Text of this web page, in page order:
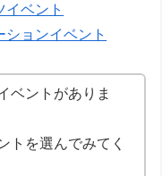
イベント
ションイベント
ベントがありま
トを選んでみてく